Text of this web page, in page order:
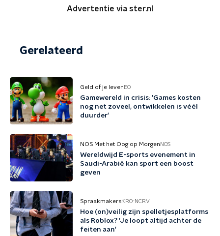
Advertentie via ster.nl
Gerelateerd
Geld of je leven EO
Gamewereld in crisis: 'Games kosten
nog net zoveel, ontwikkelen is véél
duurder'
NOS Met het Oog op Morgen NOS
Wereldwijd E-sports evenement in
Saudi-Arabië kan sport een boost
geven
SpraakmakersKRO-NCRV
Hoe (on)veilig zijn spelletjesplatforms
als Roblox? 'Je loopt altijd achter de
feiten aan'